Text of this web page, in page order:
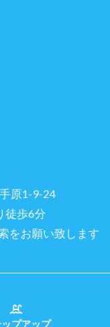
原1-9-24
徒歩6分
をお願い致します
ップアップ